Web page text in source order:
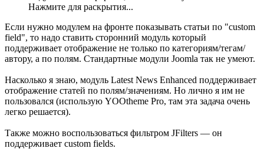
Нажмите для раскрытия...
Если нужно модулем на фронте показывать статьи по "custom
field", то надо ставить сторонний модуль который
поддерживает отображение не только по категориям/тегам/
автору, а по полям. Стандартные модули Joomla так не умеют.
Насколько я знаю, модуль Latest News Enhanced поддерживает
отображение статей по полям/значениям. Но лично я им не
пользовался (использую YOOtheme Pro, там эта задача очень
легко решается).
Также можно воспользоваться фильтром JFilters — он
поддерживает custom fields.